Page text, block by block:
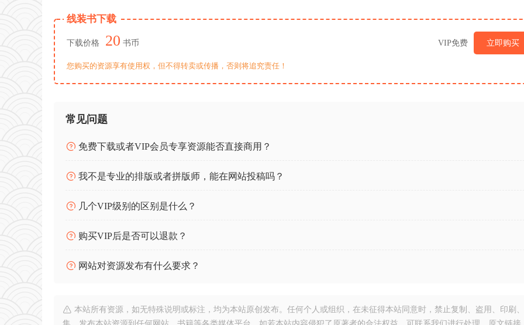
线装书下载
下载价格 20 书币 VIP免费 立即购买
您购买的资源享有使用权，但不得转卖或传播，否则将追究责任！
常见问题
免费下载或者VIP会员专享资源能否直接商用？
我不是专业的排版或者拼版师，能在网站投稿吗？
几个VIP级别的区别是什么？
购买VIP后是否可以退款？
网站对资源发布有什么要求？
本站所有资源，如无特殊说明或标注，均为本站原创发布。任何个人或组织，在未征得本站同意时，禁止复制、盗用、印刷